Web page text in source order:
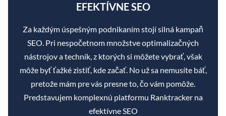
EFEKTÍVNE SEO
Za každým úspešným podnikaním stojí silná kampaň
SEO. Pri nespočetnom množstve optimalizačných
nástrojov a techník, z ktorých si môžete vybrať, však
môže byť ťažké zistiť, kde začať. No už sa nemusíte báť,
pretože mám pre vás presne to, čo vám pomôže.
Predstavujem komplexnú platformu Ranktracker na
efektívne SEO